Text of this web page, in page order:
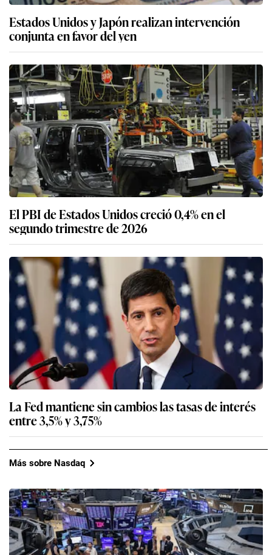
Estados Unidos y Japón realizan intervención
conjunta en favor del yen
El PBI de Estados Unidos creció 0,4% en el
segundo trimestre de 2026
La Fed mantiene sin cambios las tasas de interés
entre 3,5% y 3,75%
Más sobre Nasdaq